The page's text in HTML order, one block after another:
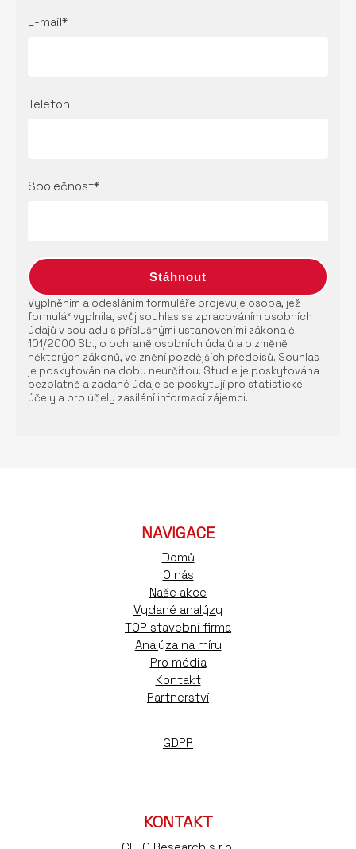
E-mail*
Telefon
Společnost*
Vyplněním a odesláním formuláře projevuje osoba, jež
formulář vyplnila, svůj souhlas se zpracováním osobních
údajů v souladu s příslušnými ustanoveními zákona č.
101/2000 Sb., o ochraně osobních údajů a o změně
některých zákonů, ve znění pozdějších předpisů. Souhlas
je poskytován na dobu neurčitou. Studie je poskytována
bezplatně a zadané údaje se poskytují pro statistické
účely a pro účely zasílání informací zájemci.
NAVIGACE
Domů
O nás
Naše akce
Vydané analýzy
TOP stavební firma
Analýza na míru
Pro média
Kontakt
Partnerství
GDPR
KONTAKT